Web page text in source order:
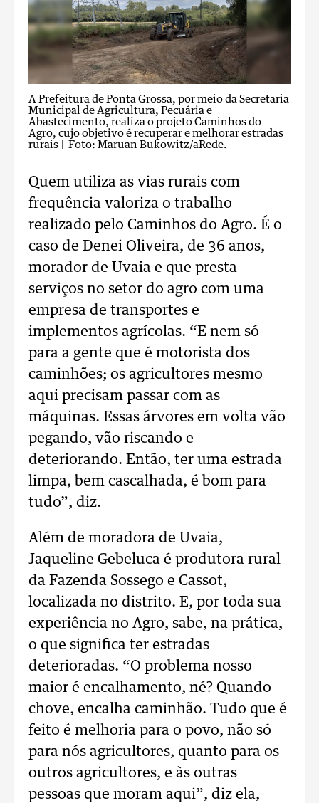
A Prefeitura de Ponta Grossa, por meio da Secretaria
Municipal de Agricultura, Pecuária e
Abastecimento, realiza o projeto Caminhos do
Agro, cujo objetivo é recuperar e melhorar estradas
rurais
| Foto: Maruan Bukowitz/aRede.
Quem utiliza as vias rurais com
frequência valoriza o trabalho
realizado pelo Caminhos do Agro. É o
caso de Denei Oliveira, de 36 anos,
morador de Uvaia e que presta
serviços no setor do agro com uma
empresa de transportes e
implementos agrícolas. “E nem só
para a gente que é motorista dos
caminhões; os agricultores mesmo
aqui precisam passar com as
máquinas. Essas árvores em volta vão
pegando, vão riscando e
deteriorando. Então, ter uma estrada
limpa, bem cascalhada, é bom para
tudo”, diz.
Além de moradora de Uvaia,
Jaqueline Gebeluca é produtora rural
da Fazenda Sossego e Cassot,
localizada no distrito. E, por toda sua
experiência no Agro, sabe, na prática,
o que significa ter estradas
deterioradas. “O problema nosso
maior é encalhamento, né? Quando
chove, encalha caminhão. Tudo que é
feito é melhoria para o povo, não só
para nós agricultores, quanto para os
outros agricultores, e às outras
pessoas que moram aqui”, diz ela,